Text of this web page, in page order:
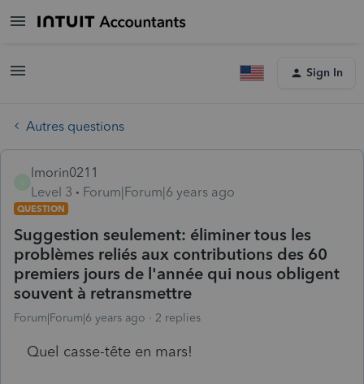
Sign In
Autres questions
lmorin0211
Level 3
Forum|Forum|6 years ago
QUESTION
Suggestion seulement: éliminer tous les
problèmes reliés aux contributions des 60
premiers jours de l'année qui nous obligent
souvent à retransmettre
Forum|Forum|6 years ago 2 replies
Quel casse-tête en mars!